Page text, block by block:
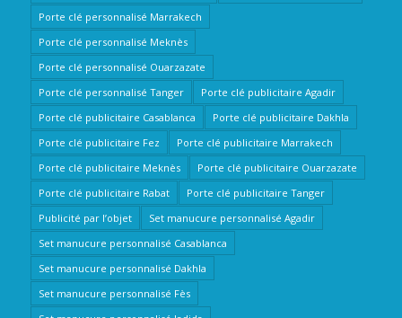
Porte clé personnalisé Marrakech
Porte clé personnalisé Meknès
Porte clé personnalisé Ouarzazate
Porte clé personnalisé Tanger
Porte clé publicitaire Agadir
Porte clé publicitaire Casablanca
Porte clé publicitaire Dakhla
Porte clé publicitaire Fez
Porte clé publicitaire Marrakech
Porte clé publicitaire Meknès
Porte clé publicitaire Ouarzazate
Porte clé publicitaire Rabat
Porte clé publicitaire Tanger
Publicité par l’objet
Set manucure personnalisé Agadir
Set manucure personnalisé Casablanca
Set manucure personnalisé Dakhla
Set manucure personnalisé Fès